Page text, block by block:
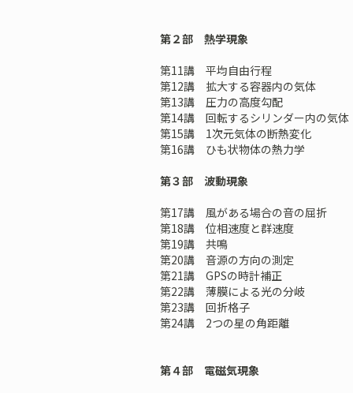
第２部 熱学現象
第11講 平均自由行程
第12講 拡大する容器内の気体
第13講 圧力の高度勾配
第14講 回転するシリンダー内の気体
第15講 1次元気体の断熱変化
第16講 ひも状物体の熱力学
第３部 波動現象
第17講 風がある場合の音の屈折
第18講 位相速度と群速度
第19講 共鳴
第20講 音源の方向の測定
第21講 GPSの時計補正
第22講 薄膜による光の分岐
第23講 回折格子
第24講 2つの星の角距離
第４部 電磁気現象